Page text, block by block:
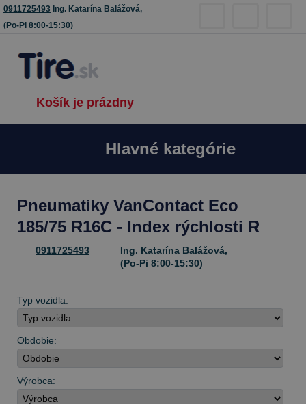
0911725493 Ing. Katarína Balážová,
(Po-Pi 8:00-15:30)
Košík je prázdny
Hlavné kategórie
Pneumatiky VanContact Eco
185/75 R16C - Index rýchlosti R
0911725493
Ing. Katarína Balážová,
(Po-Pi 8:00-15:30)
Typ vozidla:
Obdobie:
Výrobca: